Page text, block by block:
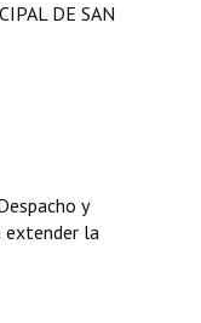
DE SAN
y
extender la